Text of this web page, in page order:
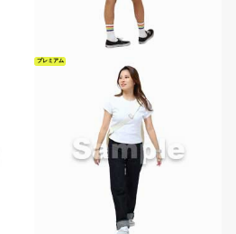
プレミアム